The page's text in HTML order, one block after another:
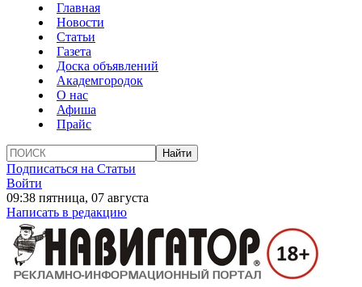
Главная
Новости
Статьи
Газета
Доска объявлений
Академгородок
О нас
Афиша
Прайс
Подписаться на Статьи
Войти
09:38 пятница, 07 августа
Написать в редакцию